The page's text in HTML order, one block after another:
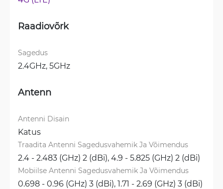
Raadiovõrk
Sagedus
2.4GHz, 5GHz
Antenn
Antenni Disain
Katus
Traadita Antenni Sagedusvahemik Ja Võimendus
2.4 - 2.483 (GHz) 2 (dBi), 4.9 - 5.825 (GHz) 2 (dBi)
Mobiilse Antenni Sagedusvahemik Ja Võimendus
0.698 - 0.96 (GHz) 3 (dBi), 1.71 - 2.69 (GHz) 3 (dBi)